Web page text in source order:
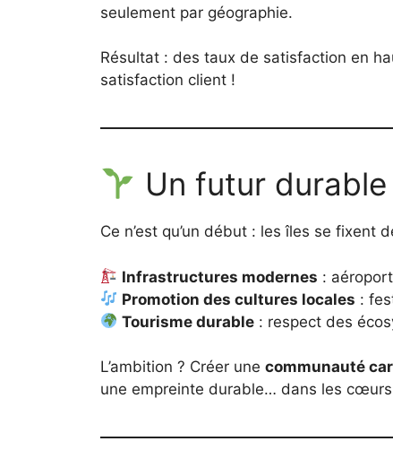
seulement par géographie.
Résultat : des taux de satisfaction en
satisfaction client !
Un futur
Ce n’est qu’un début : les îles se fixent
Infrastructures modernes :
Promotion des cultures locales :
Tourisme durable : respect des
L’ambition ? Créer une communauté
une empreinte durable… dans les